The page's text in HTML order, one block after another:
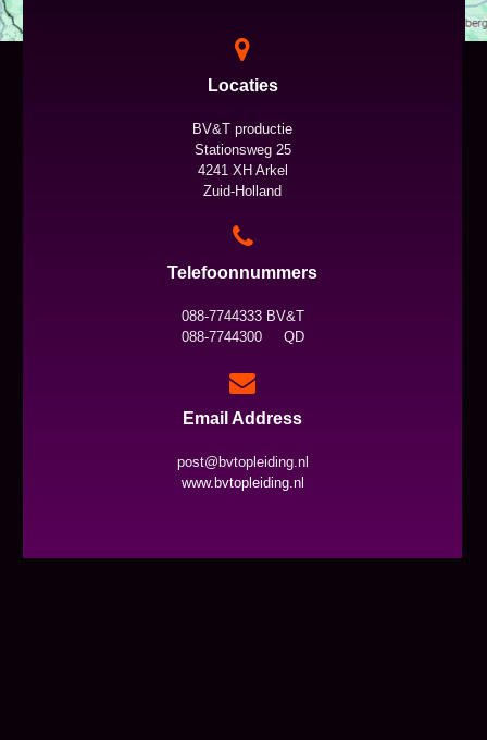
Locaties
BV&T productie
Stationsweg 25
4241 XH Arkel
Zuid-Holland
Telefoonnummers
088-7744333 BV&T
088-7744300 QD
Email Address
post@bvtopleiding.nl
www.bvtopleiding.nl